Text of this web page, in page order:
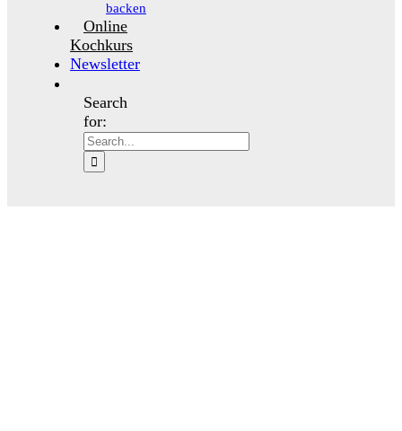
backen
Online
Kochkurs
Newsletter
Search
for: